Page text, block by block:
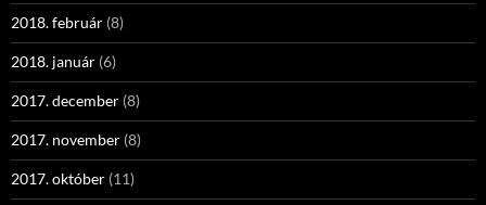
2018. február (8)
2018. január (6)
2017. december (8)
2017. november (8)
2017. október (11)